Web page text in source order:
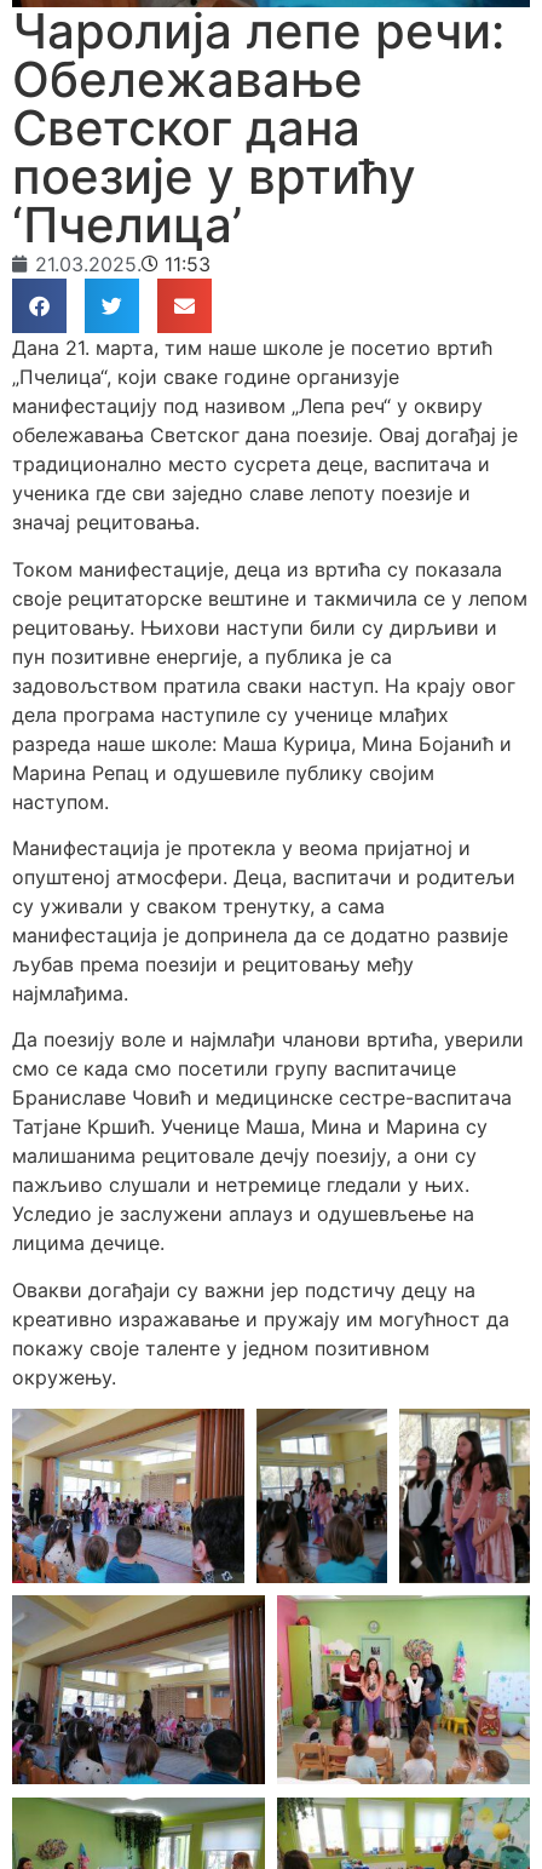
Чаролија лепе речи:
Обележавање
Светског дана
поезије у вртићу
‘Пчелица’
21.03.2025. 11:53
Дана 21. марта, тим наше школе је посетио вртић
„Пчелица“, који сваке године организује
манифестацију под називом „Лепа реч“ у оквиру
обележавања Светског дана поезије. Овај догађај је
традиционално место сусрета деце, васпитача и
ученика где сви заједно славе лепоту поезије и
значај рецитовања.
Током манифестације, деца из вртића су показала
своје рецитаторске вештине и такмичила се у лепом
рецитовању. Њихови наступи били су дирљиви и
пун позитивне енергије, а публика је са
задовољством пратила сваки наступ. На крају овог
дела програма наступиле су ученице млађих
разреда наше школе: Маша Куриџа, Мина Бојанић и
Марина Репац и одушевиле публику својим
наступом.
Манифестација је протекла у веома пријатној и
опуштеној атмосфери. Деца, васпитачи и родитељи
су уживали у сваком тренутку, а сама
манифестација је допринела да се додатно развије
љубав према поезији и рецитовању међу
најмлађима.
Да поезију воле и најмлађи чланови вртића, уверили
смо се када смо посетили групу васпитачице
Браниславе Човић и медицинске сестре-васпитача
Татјане Кршић. Ученице Маша, Мина и Марина су
малишанима рецитовале дечју поезију, а они су
пажљиво слушали и нетремице гледали у њих.
Уследио је заслужени аплауз и одушевљење на
лицима дечице.
Овакви догађаји су важни јер подстичу децу на
креативно изражавање и пружају им могућност да
покажу своје таленте у једном позитивном
окружењу.